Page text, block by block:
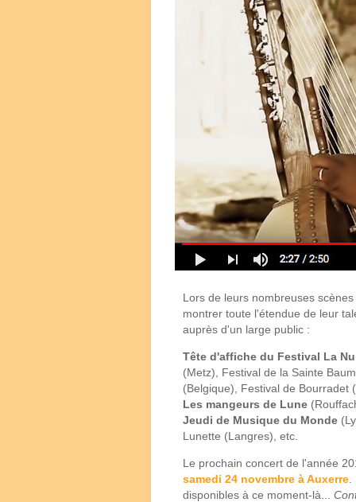
Lors de leurs nombreuses
montrer toute l'étendue de leur
auprès d'un large public :
Tête d'affiche du Festival La
(Metz), Festival de la Sainte
(Belgique), Festival de Bourradet
Les mangeurs de Lune
Jeudi de Musique du Monde
Lunette (Langres), etc.
Le prochain concert de l'année
samedi 24 novembre à Auxerre
disponibles à ce moment-là...